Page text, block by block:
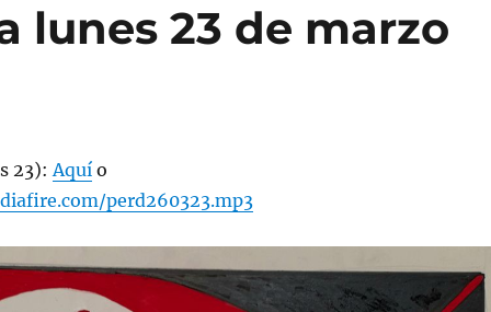
lunes 23 de marzo
23):Aquío
perd260323.mp3